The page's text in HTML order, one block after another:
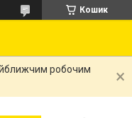
Кошик
робочим